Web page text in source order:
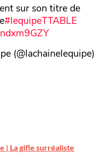
sur son titre de
#lequipeTTABLE
(@lachainelequipe)
| La gifle surréaliste